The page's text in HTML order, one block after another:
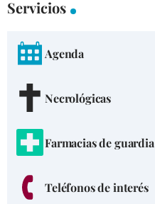
Servicios
Agenda
Necrológicas
Farmacias de guardia
Teléfonos de interés